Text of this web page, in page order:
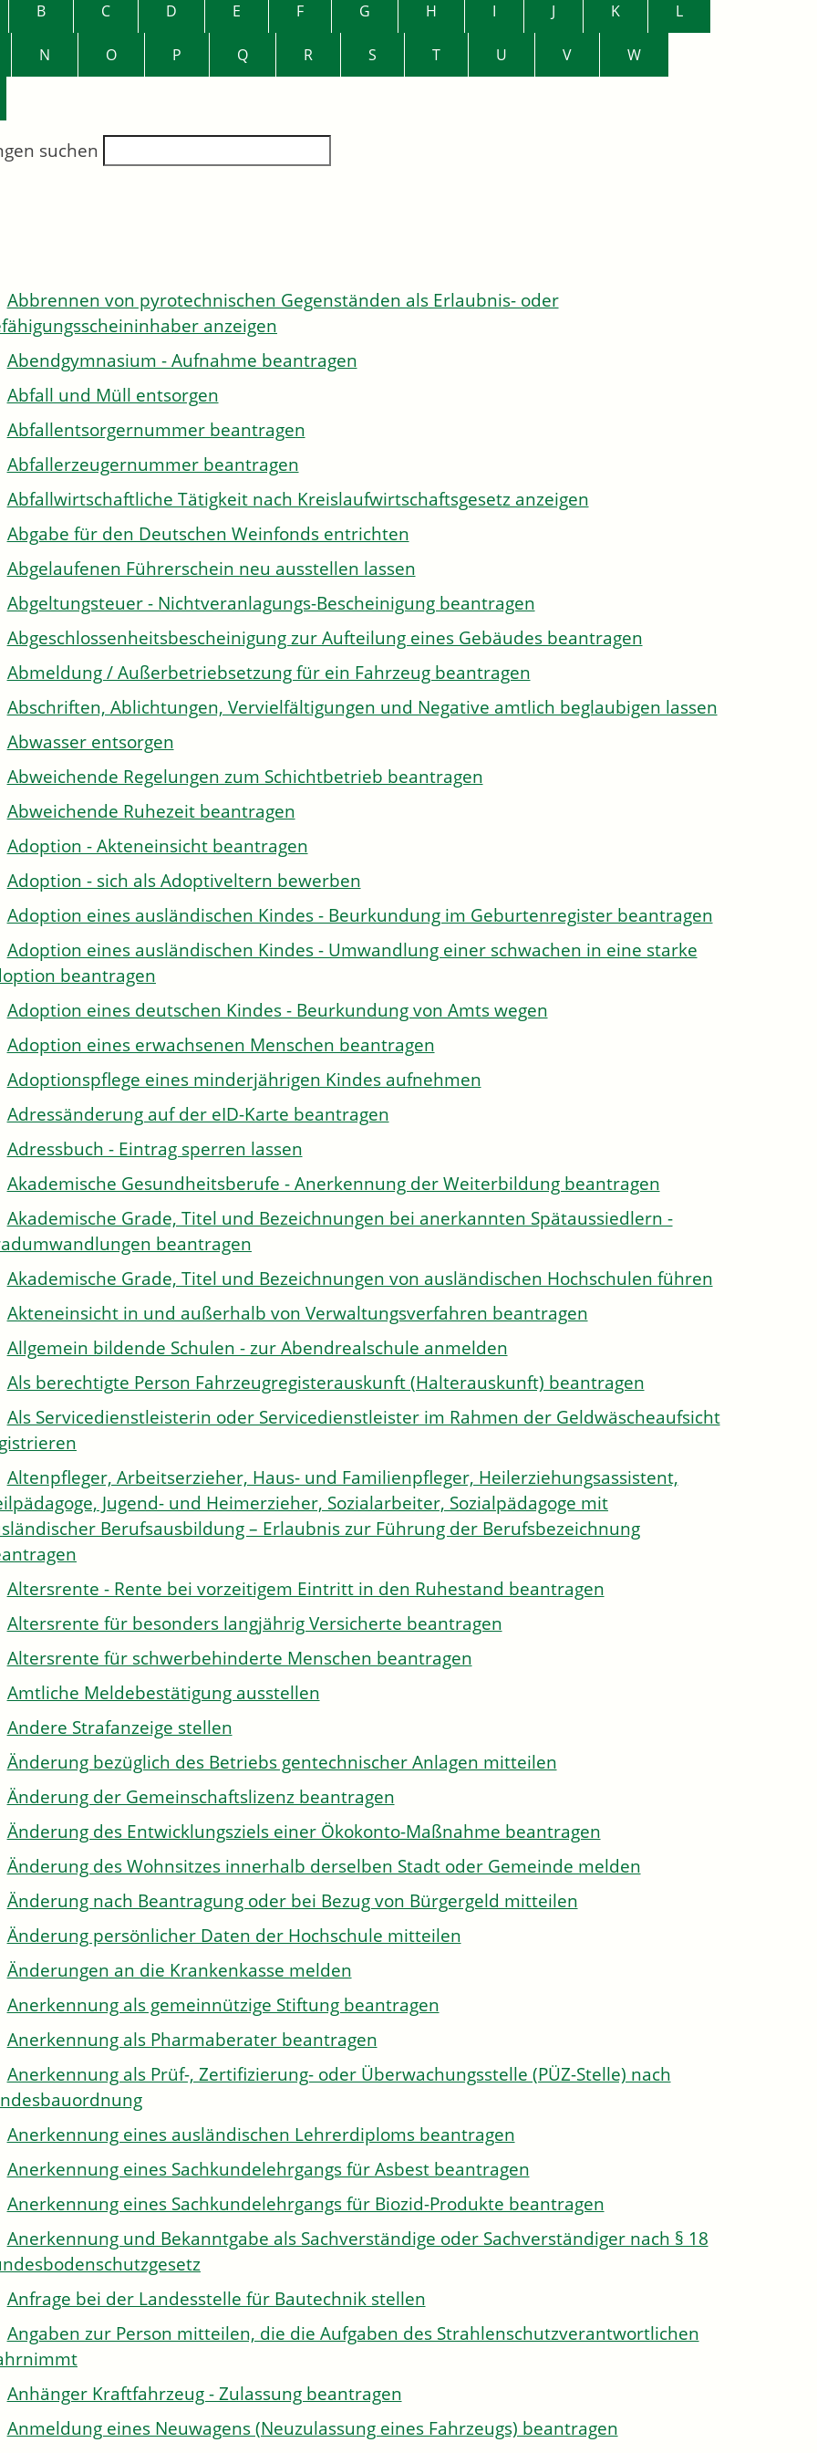
B C D E F G H I J K L
N O P Q R S T U V W
suchen
Abbrennen von pyrotechnischen Gegenständen als Erlaubnis- oder
anzeigen
Abendgymnasium - Aufnahme beantragen
Abfall und Müll entsorgen
Abfallentsorgernummer beantragen
Abfallerzeugernummer beantragen
Abfallwirtschaftliche Tätigkeit nach Kreislaufwirtschaftsgesetz anzeigen
Abgabe für den Deutschen Weinfonds entrichten
Abgelaufenen Führerschein neu ausstellen lassen
Abgeltungsteuer - Nichtveranlagungs-Bescheinigung beantragen
Abgeschlossenheitsbescheinigung zur Aufteilung eines Gebäudes beantragen
Abmeldung / Außerbetriebsetzung für ein Fahrzeug beantragen
Abschriften, Ablichtungen, Vervielfältigungen und Negative amtlich beglaubigen lassen
Abwasser entsorgen
Abweichende Regelungen zum Schichtbetrieb beantragen
Abweichende Ruhezeit beantragen
Adoption - Akteneinsicht beantragen
Adoption - sich als Adoptiveltern bewerben
Adoption eines ausländischen Kindes - Beurkundung im Geburtenregister beantragen
Adoption eines ausländischen Kindes - Umwandlung einer schwachen in eine starke
beantragen
Adoption eines deutschen Kindes - Beurkundung von Amts wegen
Adoption eines erwachsenen Menschen beantragen
Adoptionspflege eines minderjährigen Kindes aufnehmen
Adressänderung auf der eID-Karte beantragen
Adressbuch - Eintrag sperren lassen
Akademische Gesundheitsberufe - Anerkennung der Weiterbildung beantragen
Akademische Grade, Titel und Bezeichnungen bei anerkannten Spätaussiedlern -
beantragen
Akademische Grade, Titel und Bezeichnungen von ausländischen Hochschulen führen
Akteneinsicht in und außerhalb von Verwaltungsverfahren beantragen
Allgemein bildende Schulen - zur Abendrealschule anmelden
Als berechtigte Person Fahrzeugregisterauskunft (Halterauskunft) beantragen
Als Servicedienstleisterin oder Servicedienstleister im Rahmen der Geldwäscheaufsicht
Altenpfleger, Arbeitserzieher, Haus- und Familienpfleger, Heilerziehungsassistent,
Jugend- und Heimerzieher, Sozialarbeiter, Sozialpädagoge mit
Berufsausbildung – Erlaubnis zur Führung der Berufsbezeichnung
Altersrente - Rente bei vorzeitigem Eintritt in den Ruhestand beantragen
Altersrente für besonders langjährig Versicherte beantragen
Altersrente für schwerbehinderte Menschen beantragen
Amtliche Meldebestätigung ausstellen
Andere Strafanzeige stellen
Änderung bezüglich des Betriebs gentechnischer Anlagen mitteilen
Änderung der Gemeinschaftslizenz beantragen
Änderung des Entwicklungsziels einer Ökokonto-Maßnahme beantragen
Änderung des Wohnsitzes innerhalb derselben Stadt oder Gemeinde melden
Änderung nach Beantragung oder bei Bezug von Bürgergeld mitteilen
Änderung persönlicher Daten der Hochschule mitteilen
Änderungen an die Krankenkasse melden
Anerkennung als gemeinnützige Stiftung beantragen
Anerkennung als Pharmaberater beantragen
Anerkennung als Prüf-, Zertifizierung- oder Überwachungsstelle (PÜZ-Stelle) nach
Anerkennung eines ausländischen Lehrerdiploms beantragen
Anerkennung eines Sachkundelehrgangs für Asbest beantragen
Anerkennung eines Sachkundelehrgangs für Biozid-Produkte beantragen
Anerkennung und Bekanntgabe als Sachverständige oder Sachverständiger nach § 18
Anfrage bei der Landesstelle für Bautechnik stellen
Angaben zur Person mitteilen, die die Aufgaben des Strahlenschutzverantwortlichen
Anhänger Kraftfahrzeug - Zulassung beantragen
Anmeldung eines Neuwagens (Neuzulassung eines Fahrzeugs) beantragen